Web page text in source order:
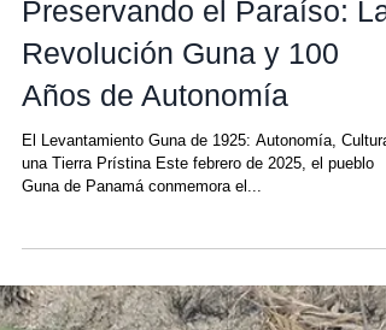
Amanda
Revolución Guna y 100